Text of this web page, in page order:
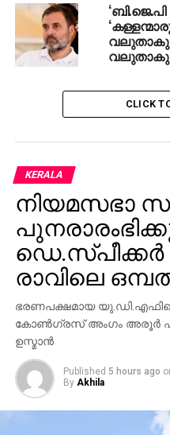
CLICK
KERALA
നിയമസഭാ
ഡെ.സ്പീക്കര്‍
രാവിലെ
ഭരണപക്ഷമായ
കോണ്‍ഗ്രസ് അംഗം അരൂര്‍
ഉസ്മാന്‍
Published 5 hours ago
By Akhila